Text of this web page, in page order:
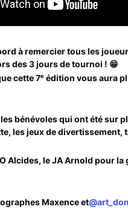
à remercier tous les
des 3 jours de tournoi ! 😁
cette 7ᵉ édition vous aura
bénévoles qui ont été sur
les jeux de divertissement,
Alcides, le JA Arnold pour
Maxence et